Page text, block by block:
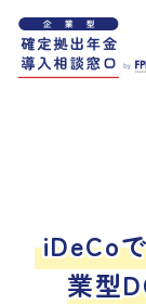
iDeCo
業型